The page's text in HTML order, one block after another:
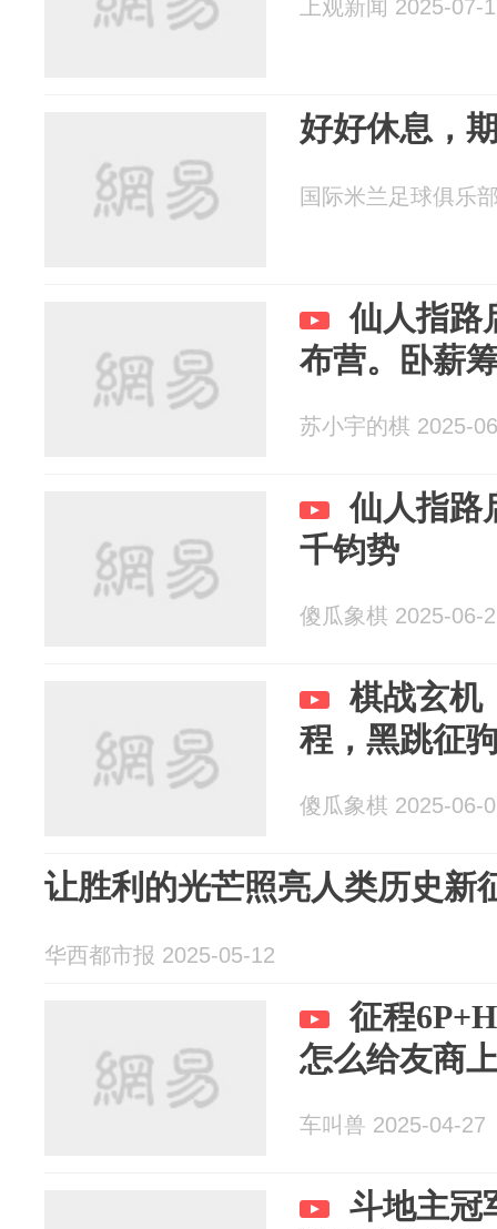
上观新闻 2025-07-
好好休息，
国际米兰足球俱乐
仙人指路
布营。卧薪
苏小宇的棋 2025-
仙人指路
千钧势
傻瓜象棋 2025-06-
棋战玄机
程，黑跳征
傻瓜象棋 2025-06-
让胜利的光芒照亮人类历史新
华西都市报 2025-05-12
征程
怎么给友商
车叫兽 2025-04-27
斗地主冠